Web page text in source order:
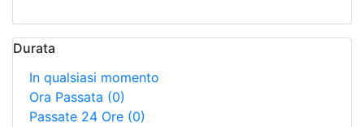
Durata
In qualsiasi momento
Ora Passata (0)
Passate 24 Ore (0)